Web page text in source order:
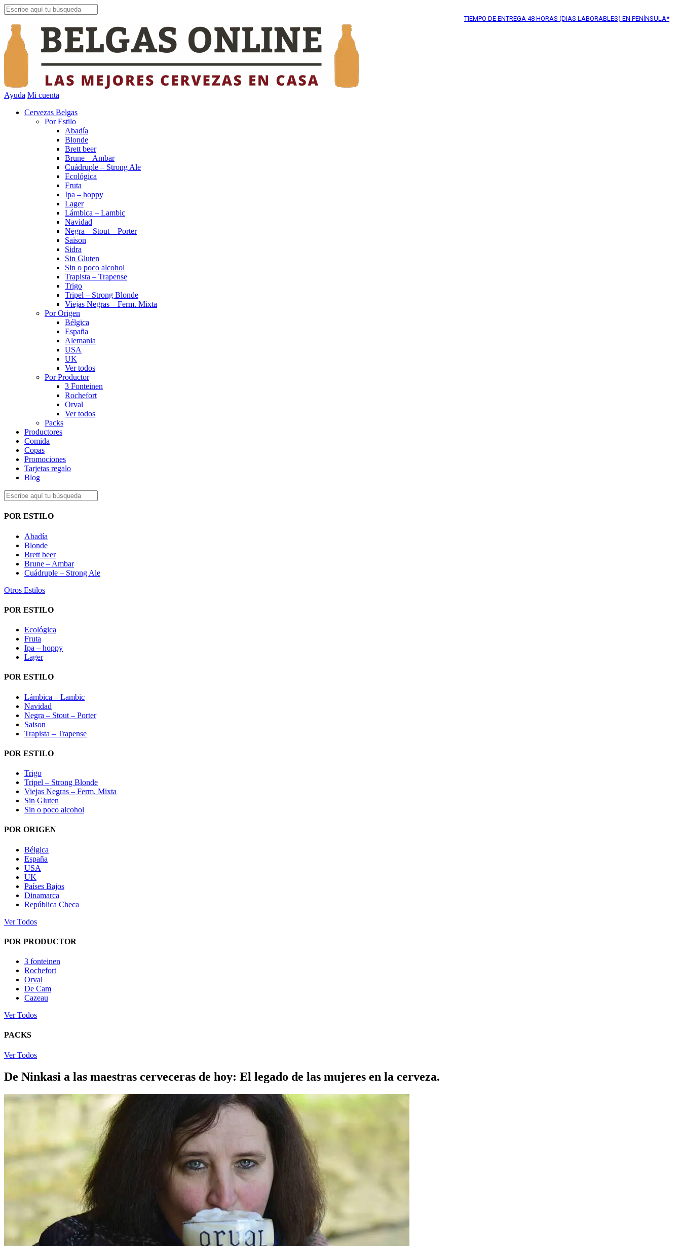
TIEMPO DE ENTREGA48 HORAS (DIAS LABORABLES) EN PENÍNSULA*
Ayuda Mi cuenta
Cervezas Belgas
Por Estilo
Abadía
Blonde
Brett beer
Brune – Ambar
Cuádruple – Strong Ale
Ecológica
Fruta
Ipa – hoppy
Lager
Lámbica – Lambic
Navidad
Negra – Stout – Porter
Saison
Sidra
Sin Gluten
Sin o poco alcohol
Trapista – Trapense
Trigo
Tripel – Strong Blonde
Viejas Negras – Ferm. Mixta
Por Origen
Bélgica
España
Alemania
USA
UK
Ver todos
Por Productor
3 Fonteinen
Rochefort
Orval
Ver todos
Packs
Productores
Comida
Copas
Promociones
Tarjetas regalo
Blog
POR ESTILO
Abadía
Blonde
Brett beer
Brune – Ambar
Cuádruple – Strong Ale
Otros Estilos
POR ESTILO
Ecológica
Fruta
Ipa – hoppy
Lager
POR ESTILO
Lámbica – Lambic
Navidad
Negra – Stout – Porter
Saison
Trapista – Trapense
POR ESTILO
Trigo
Tripel – Strong Blonde
Viejas Negras – Ferm. Mixta
Sin Gluten
Sin o poco alcohol
POR ORIGEN
Bélgica
España
USA
UK
Países Bajos
Dinamarca
República Checa
Ver Todos
POR PRODUCTOR
3 fonteinen
Rochefort
Orval
De Cam
Cazeau
Ver Todos
PACKS
Ver Todos
De Ninkasi a las maestras cerveceras de hoy: El legado de las mujeres en la cerveza.